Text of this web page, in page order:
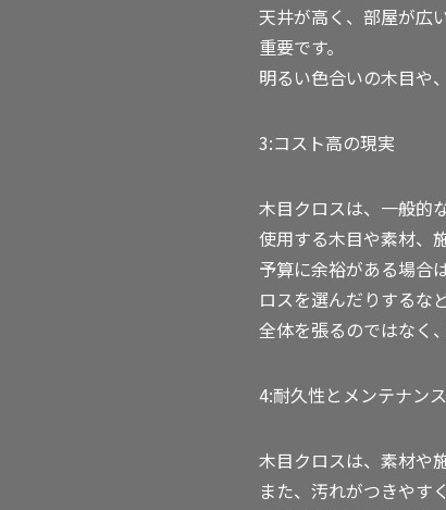
天井が高く、部屋が広
重要です。
明るい色合いの木目や
3:コスト高の現実
木目クロスは、一般的
使用する木目や素材、
予算に余裕がある場合
ロスを選んだりするな
全体を張るのではなく
4:耐久性とメンテナンス
木目クロスは、素材や
また、汚れがつきやす